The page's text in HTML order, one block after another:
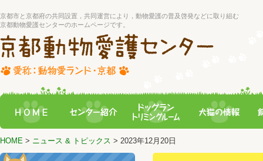
京都市と京都府の共同設置，共同運営により，動物愛護の普及啓発などに取り組む
京都動物愛護センターのホームページです。
HOME > ニュース & トピックス > 2023年12月20日